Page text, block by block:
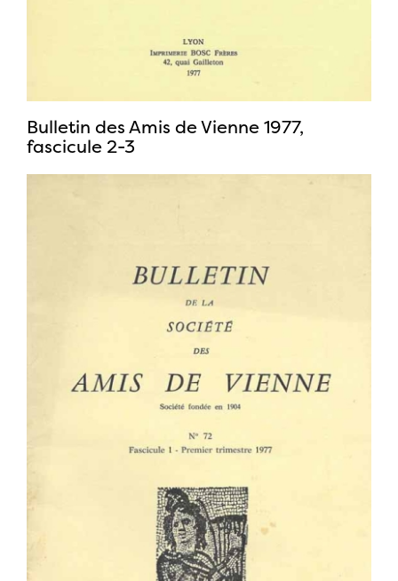
Bulletin des Amis de Vienne 1977,
fascicule 2-3